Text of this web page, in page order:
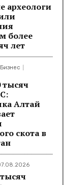
археологи
более
лет
тысяч
Алтай
скота в